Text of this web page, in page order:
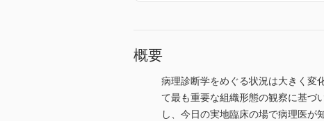
概要
病理診断学をめぐる状況は大きく変
て最も重要な組織形態の観察に基づ
し、今日の実地臨床の場で病理医が